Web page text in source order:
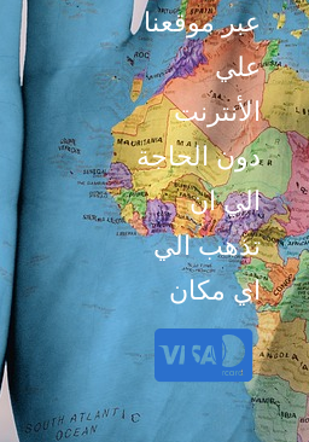
عبر موقعنا
علي
الأنترنت
دون الحاجة
الي ان
تذهب الي
اي مكان